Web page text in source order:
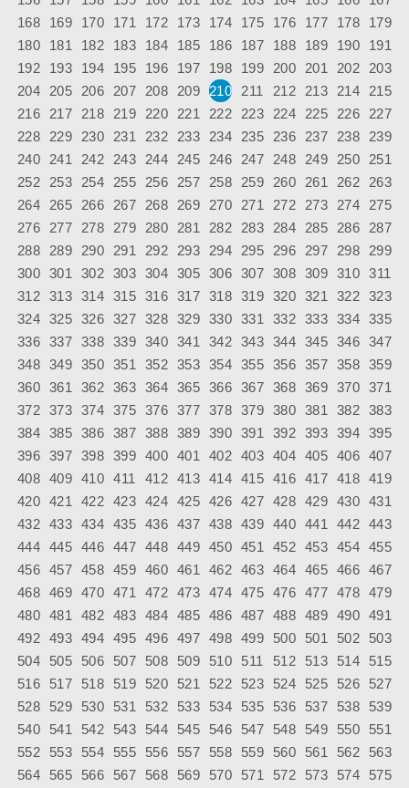
168
169 170 171 172 173 174 175 176 177 178
179
180
181 182 183 184 185 186 187 188 189 190
191
192
193 194 195 196 197 198 199 200 201 202
203
204
205 206 207 208 209 210 211 212 213 214
215
216
217 218 219 220 221 222 223 224 225 226
227
228
229 230 231 232 233 234 235 236 237 238
239
240
241 242 243 244 245 246 247 248 249 250
251
252
253 254 255 256 257 258 259 260 261 262
263
264
265 266 267 268 269 270 271 272 273 274
275
276
277 278 279 280 281 282 283 284 285 286
287
288
289 290 291 292 293 294 295 296 297 298
299
300 301 302 303 304 305 306 307 308 309 310
311
312 313 314 315 316 317 318 319 320 321 322 323
324 325 326 327 328 329 330 331 332 333 334 335
336 337 338 339 340 341 342 343 344 345 346 347
348 349 350 351 352 353 354 355 356 357 358 359
360 361 362 363 364 365 366 367 368 369 370 371
372 373 374 375 376 377 378 379 380 381 382 383
384 385 386 387 388 389 390 391 392 393 394 395
396 397 398 399 400 401 402 403 404 405 406 407
408 409 410 411 412 413 414 415 416 417 418 419
420 421 422 423 424 425 426 427 428 429 430 431
432 433 434 435 436 437 438 439 440 441 442 443
444 445 446 447 448 449 450 451 452 453 454 455
456 457 458 459 460 461 462 463 464 465 466 467
468 469 470 471 472 473 474 475 476 477 478 479
480 481 482 483 484 485 486 487 488 489 490 491
492 493 494 495 496 497 498 499 500 501 502
503
504
505 506 507 508 509 510 511 512 513 514
515
516
517 518 519 520 521 522 523 524 525 526
527
528
529 530 531 532 533 534 535 536 537 538
539
540
541 542 543 544 545 546 547 548 549 550
551
552
553 554 555 556 557 558 559 560 561 562
563
564
565 566 567 568 569 570 571 572 573 574
575